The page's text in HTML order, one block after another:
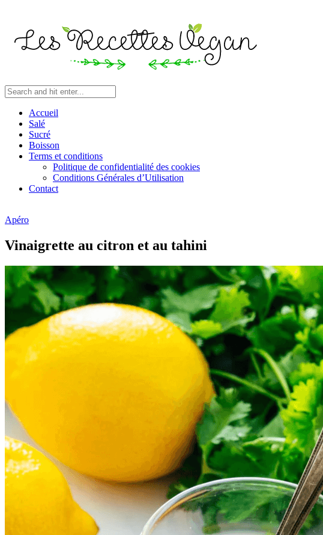
Accueil
Salé
Sucré
Boisson
Terms et conditions
Politique de confidentialité des cookies
Conditions Générales d’Utilisation
Contact
Apéro
Vinaigrette au citron et au tahini